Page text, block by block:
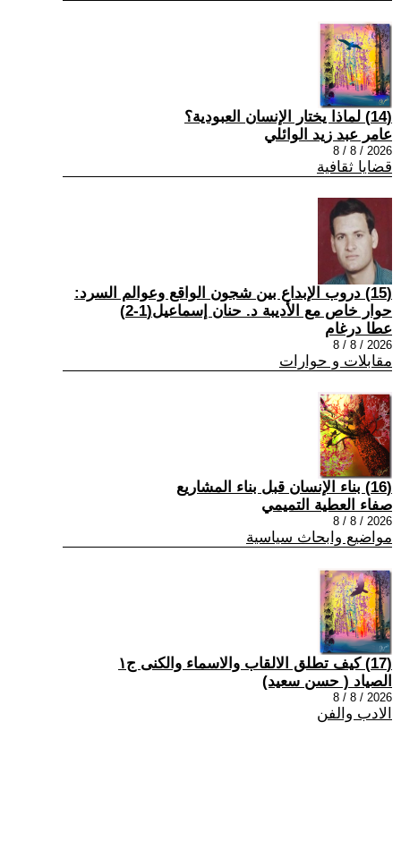
(14) لماذا يختار الإنسان العبودية؟
عامر عبد زيد الوائلي
2026 / 8 / 8
قضايا ثقافية
(15) دروب الإبداع بين شجون الواقع وعوالم السرد:
حوار خاص مع الأديبة د. حنان إسماعيل(1-2)
عطا درغام
2026 / 8 / 8
مقابلات و حوارات
(16) بناء الإنسان قبل بناء المشاريع
صفاء العطية التميمي
2026 / 8 / 8
مواضيع وابحاث سياسية
(17) كيف تطلق الالقاب والاسماء والكنى ج١
الصياد ‏( حسن سعيد‏)
2026 / 8 / 8
الادب والفن